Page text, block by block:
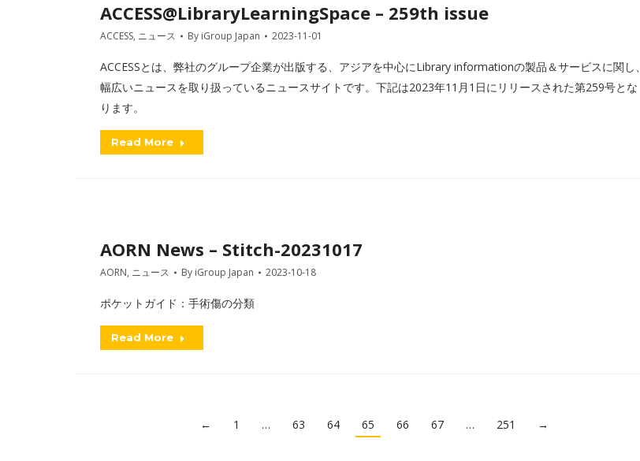
ACCESS@LibraryLearningSpace – 259th issue
ACCESS, ニュース By iGroup Japan 2023-11-01
ACCESSとは、弊社のグループ企業が出版する、アジアを中心にLibrary informationの製品＆サービスに関し、
幅広いニュースを取り扱っているニュースサイトです。下記は2023年11月1日にリリースされた第259号とな
ります。
Read More
AORN News – Stitch-20231017
AORN, ニュース By iGroup Japan 2023-10-18
ポケットガイド：手術傷の分類
Read More
← 1 … 63 64 65 66 67 … 251 →